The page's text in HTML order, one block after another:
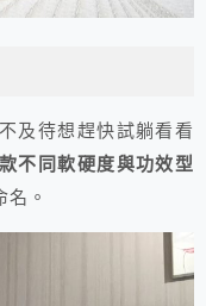
及待想趕快試躺看看
不同軟硬度與功效型
名。